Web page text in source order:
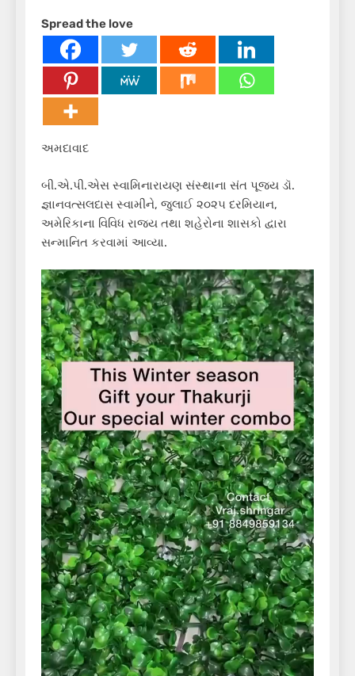
Spread the love
અમદાવાદ
બી.એ.પી.એસ સ્વામિનારાયણ સંસ્થાના સંત પૂજ્ય ડૉ.
જ્ઞાનવત્સલદાસ સ્વામીને, જુલાઈ ૨૦૨૫ દરમિયાન,
અમેરિકાના વિવિધ રાજ્ય તથા શહેરોના શાસકો દ્વારા
સન્માનિત કરવામાં આવ્યા.